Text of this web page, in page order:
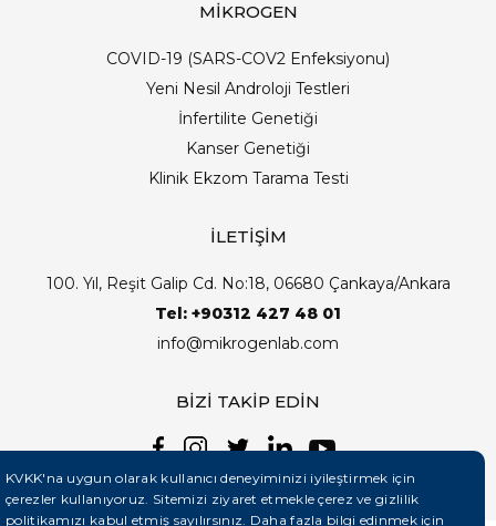
MİKROGEN
COVID-19 (SARS-COV2 Enfeksiyonu)
Yeni Nesil Androloji Testleri
İnfertilite Genetiği
Kanser Genetiği
Klinik Ekzom Tarama Testi
İLETİŞİM
100. Yıl, Reşit Galip Cd. No:18, 06680 Çankaya/Ankara
Tel: +90312 427 48 01
info@mikrogenlab.com
BİZİ TAKİP EDİN
KVKK'na uygun olarak kullanıcı deneyiminizi iyileştirmek için
çerezler kullanıyoruz. Sitemizi ziyaret etmekle çerez ve gizlilik
politikamızı kabul etmiş sayılırsınız. Daha fazla bilgi edinmek için